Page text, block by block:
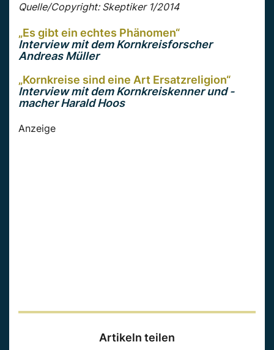
Quelle/Copyright: Skeptiker 1/2014
„Es gibt ein echtes Phänomen“
Interview mit dem Kornkreisforscher
Andreas Müller
„Kornkreise sind eine Art Ersatzreligion“
Interview mit dem Kornkreiskenner und -
macher Harald Hoos
Anzeige
Artikeln teilen